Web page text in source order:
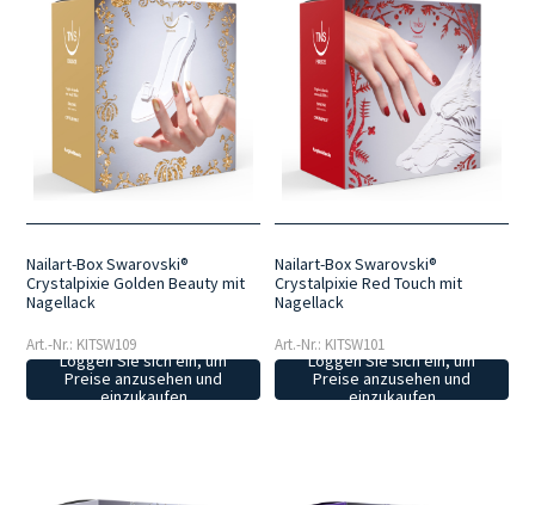
Nailart-Box Swarovski®
Crystalpixie Golden Beauty mit
Nagellack
Art.-Nr.: KITSW109
Loggen Sie sich ein, um
Preise anzusehen und
einzukaufen
Nailart-Box Swarovski®
Crystalpixie Red Touch mit
Nagellack
Art.-Nr.: KITSW101
Loggen Sie sich ein, um
Preise anzusehen und
einzukaufen